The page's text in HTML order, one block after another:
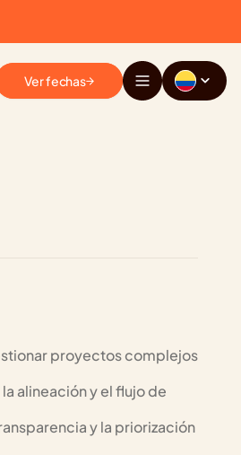
Ver fechas
proyectos complejos
alineación y el flujo de
y la priorización